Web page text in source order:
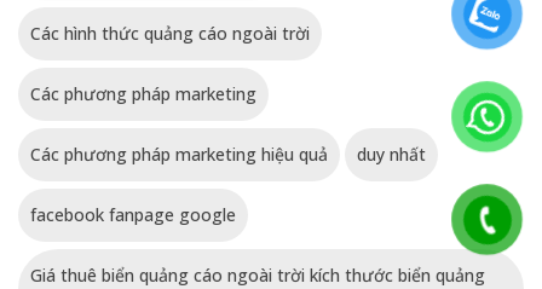
Các hình thức quảng cáo ngoài trời
Các phương pháp marketing
Các phương pháp marketing hiệu quả duy nhất
facebook fanpage google
Giá thuê biển quảng cáo ngoài trời kích thước biển quảng